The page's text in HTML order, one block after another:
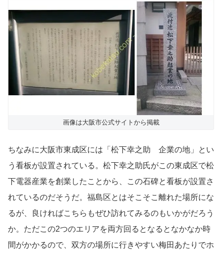
画像は大阪市公式サイトから掲載
ちなみに大阪市東成区には「松下幸之助 企業の地」とい
う看板が設置されている。松下幸之助氏がこの東成区で松
下電器産業を創業したことから、この石碑と看板が設置さ
れているのだそうだ。福島区とはそこそこ離れた場所にな
るが、良ければこちらもぜひ訪れてみるのもいかがだろう
か。ただこの2つのエリアを両方回るとなるとなかなか時
間がかかるので、双方の場所に行きやすい梅田あたりでホ